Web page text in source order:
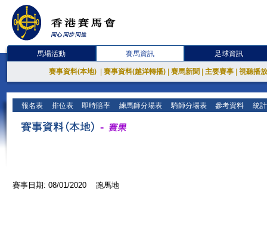
馬場活動 賽馬資訊 足球資訊
賽事資料(本地) 賽事資料(越洋轉播) 賽馬新聞 主要賽事 視聽播
報名表 排位表 即時賠率 練馬師分場表 騎師分場表 參考資料 統
賽事日期: 08/01/2020 跑馬地